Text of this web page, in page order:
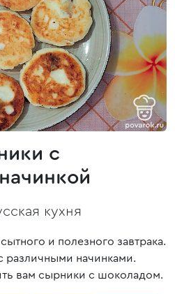
с
кухня
и полезного завтрака.
различными начинками.
вам сырники с шоколадом.